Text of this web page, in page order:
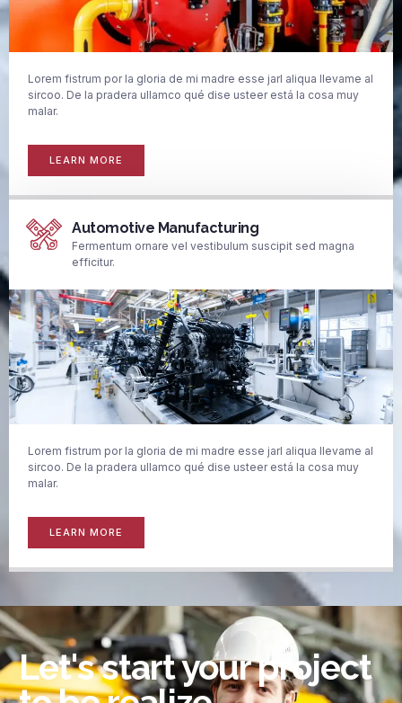
Lorem fistrum por la gloria de mi madre esse jarl aliqua llevame al
sircoo. De la pradera ullamco qué dise usteer está la cosa muy
malar.
LEARN MORE
Automotive Manufacturing
Fermentum ornare vel vestibulum suscipit sed magna
efficitur.
Lorem fistrum por la gloria de mi madre esse jarl aliqua llevame al
sircoo. De la pradera ullamco qué dise usteer está la cosa muy
malar.
LEARN MORE
Let's start your project